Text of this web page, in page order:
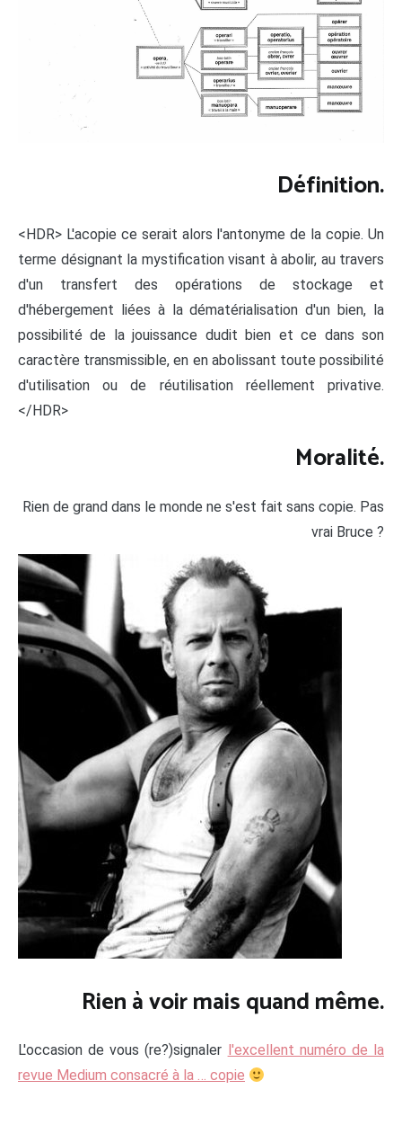
Définition.
<HDR> L'acopie ce serait alors l'antonyme de la copie. Un
terme désignant la mystification visant à abolir, au travers
d'un transfert des opérations de stockage et
d'hébergement liées à la dématérialisation d'un bien, la
possibilité de la jouissance dudit bien et ce dans son
caractère transmissible, en en abolissant toute possibilité
d'utilisation ou de réutilisation réellement privative.
</HDR>
Moralité.
Rien de grand dans le monde ne s'est fait sans copie. Pas
vrai Bruce ?
Rien à voir mais quand même.
L'occasion de vous (re?)signaler l'excellent numéro de la
revue Medium consacré à la … copie